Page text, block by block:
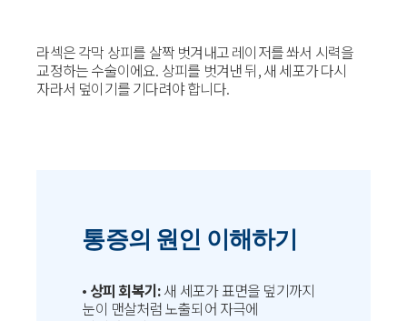
라섹은 각막 상피를 살짝 벗겨내고 레이저를 쏴서 시력을
교정하는 수술이에요. 상피를 벗겨낸 뒤, 새 세포가 다시
자라서 덮이기를 기다려야 합니다.
통증의 원인 이해하기
• 상피 회복기:새 세포가 표면을 덮기까지
눈이 맨살처럼 노출되어 자극에